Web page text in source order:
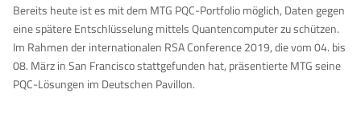
Bereits heute ist es mit dem MTG PQC-Portfolio möglich, Daten gegen
eine spätere Entschlüsselung mittels Quantencomputer zu schützen.
Im Rahmen der internationalen RSA Conference 2019, die vom 04. bis
08. März in San Francisco stattgefunden hat, präsentierte MTG seine
PQC-Lösungen im Deutschen Pavillon.